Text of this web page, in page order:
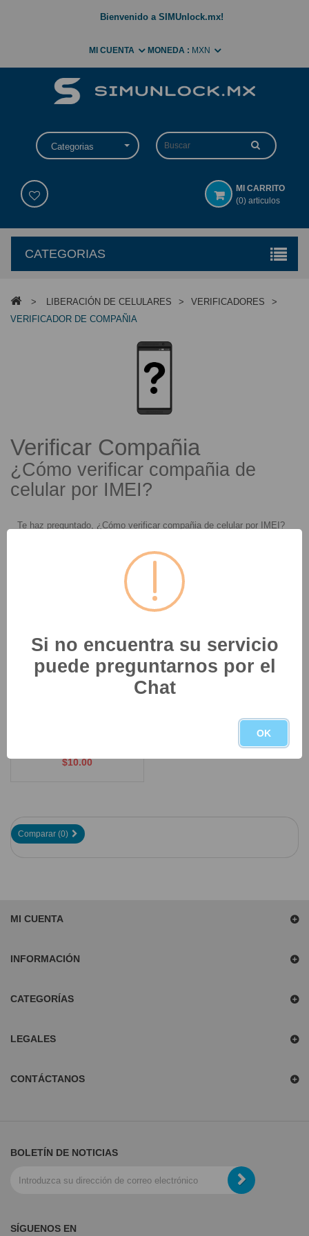
Bienvenido a SIMUnlock.mx!
MI CUENTA MONEDA : MXN
Categorias
MI CARRITO
(0) articulos
CATEGORIAS
> LIBERACIÓN DE CELULARES > VERIFICADORES
>
VERIFICADOR DE COMPAÑIA
Verificar Compañia
¿Cómo verificar compañia de
celular por IMEI?
Te haz preguntado, ¿Cómo verificar compañia de celular por IMEI?
$10.00
Comparar (0)
MI CUENTA
INFORMACIÓN
CATEGORÍAS
LEGALES
CONTÁCTANOS
BOLETÍN DE NOTICIAS
SÍGUENOS EN
Si no encuentra su servicio
puede preguntarnos por el
Chat
OK